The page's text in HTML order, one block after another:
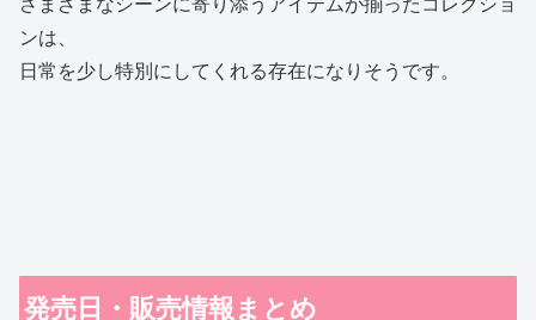
ンは、
日常を少し特別にしてくれる存在になりそうです。
発売日・販売情報まとめ